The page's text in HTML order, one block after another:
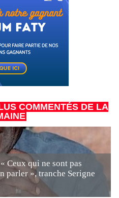
COMMENTÉS DE LA
Ceux qui ne sont pas
parler », tranche Serigne